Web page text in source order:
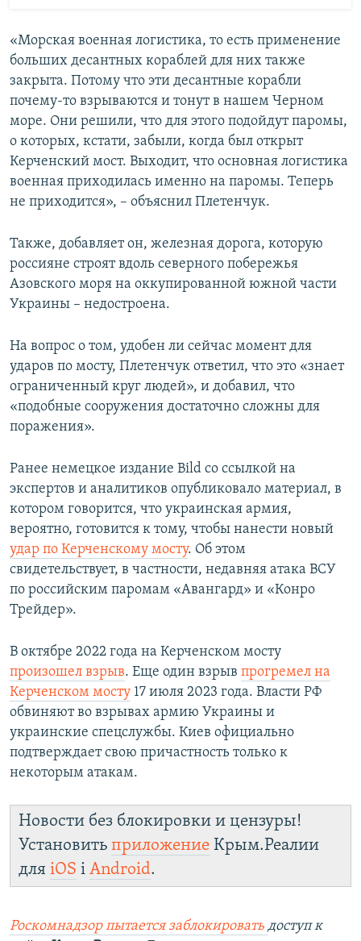
«Морская военная логистика, то есть применение
больших десантных кораблей для них также
закрыта. Потому что эти десантные корабли
почему-то взрываются и тонут в нашем Черном
море. Они решили, что для этого подойдут паромы,
о которых, кстати, забыли, когда был открыт
Керченский мост. Выходит, что основная логистика
военная приходилась именно на паромы. Теперь
не приходится», – объяснил Плетенчук.
Также, добавляет он, железная дорога, которую
россияне строят вдоль северного побережья
Азовского моря на оккупированной южной части
Украины – недостроена.
На вопрос о том, удобен ли сейчас момент для
ударов по мосту, Плетенчук ответил, что это «знает
ограниченный круг людей», и добавил, что
«подобные сооружения достаточно сложны для
поражения».
Ранее немецкое издание Bild со ссылкой на
экспертов и аналитиков опубликовало материал, в
котором говорится, что украинская армия,
вероятно, готовится к тому, чтобы нанести новый
удар по Керченскому мосту. Об этом
свидетельствует, в частности, недавняя атака ВСУ
по российским паромам «Авангард» и «Конро
Трейдер».
В октябре 2022 года на Керченском мосту
произошел взрыв. Еще один взрыв прогремел на
Керченском мосту 17 июля 2023 года. Власти РФ
обвиняют во взрывах армию Украины и
украинские спецслужбы. Киев официально
подтверждает свою причастность только к
некоторым атакам.
Новости без блокировки и цензуры!
Установить приложение Крым.Реалии
для iOS і Android.
Роскомнадзор пытается заблокировать доступ к